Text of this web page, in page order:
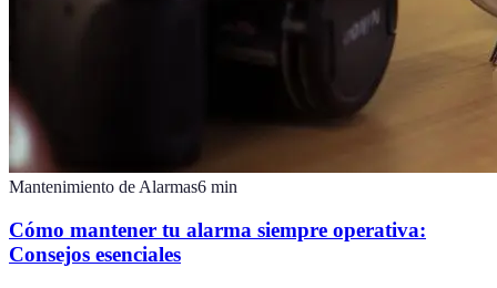
Mantenimiento de Alarmas6 min
Cómo mantener tu alarma siempre operativa:
Consejos esenciales